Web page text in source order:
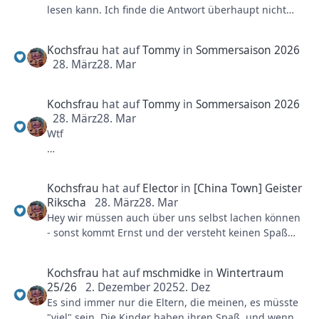
lesen kann. Ich finde die Antwort überhaupt nicht
LG Andrea
Kochsfrau hat aufTommy inSommersaison 2026
28. März28. Mar
Kochsfrau hat aufTommy inSommersaison 2026
28. März28. Mar
Wtf
Kochsfrau hat aufElector in [China Town] Geister
Rikscha
28. März28. Mar
Hey wir müssen auch über uns selbst lachen können
- sonst kommt Ernst und der versteht keinen Spaß
Kochsfrau hat aufmschmidke inWintertraum
25/26
2. Dezember 20252. Dez
Es sind immer nur die Eltern, die meinen, es müsste